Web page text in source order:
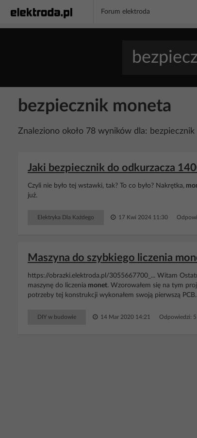
Forum elektroda
bezpiecznik moneta
Znaleziono około 78 wyników dla: bezpiecznik
Jaki bezpiecznik do odkurzacza
Czyli nie było tej wstawki, tak? To co było? Nakrętka,
już.
Elektryka Dla Każdego 17 Kwi 2024 11:30
Maszyna do szybkiego liczenia
https://obrazki.elektroda.pl/3055667700_... Witam
maszynę do liczenia monet. Wzorowałem się na tym
potrzeby tej konstrukcji wykonałem swoją pierwszą
DIY w budowie 14 Mar 2020 14:21 Odpowiedzi: